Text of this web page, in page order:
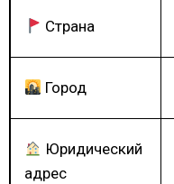
Страна
Город
Юридический
адрес